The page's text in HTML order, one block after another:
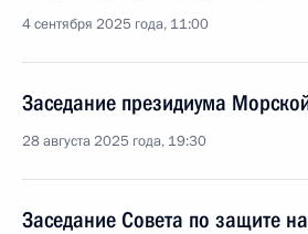
4 сентября 2025 года, 11:00
Заседание президиума
28 августа 2025 года, 19:30
Заседание Совета по защите